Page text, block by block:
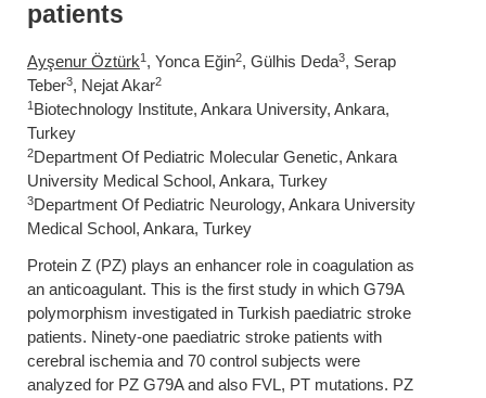
patients
Ayşenur Öztürk1 , Yonca Eğin2, Gülhis Deda3, Serap
Teber3, Nejat Akar2
1 Biotechnology Institute, Ankara University, Ankara,
Turkey
2Department Of Pediatric Molecular Genetic, Ankara
University Medical School, Ankara, Turkey
3Department Of Pediatric Neurology, Ankara University
Medical School, Ankara, Turkey
Protein Z (PZ) plays an enhancer role in coagulation as
an anticoagulant. This is the first study in which G79A
polymorphism investigated in Turkish paediatric stroke
patients. Ninety-one paediatric stroke patients with
cerebral ischemia and 70 control subjects were
analyzed for PZ G79A and also FVL, PT mutations. PZ